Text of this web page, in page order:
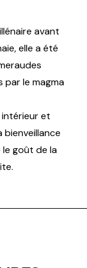
avant
elle a été
par le magma
intérieur et
bienveillance
le goût de la